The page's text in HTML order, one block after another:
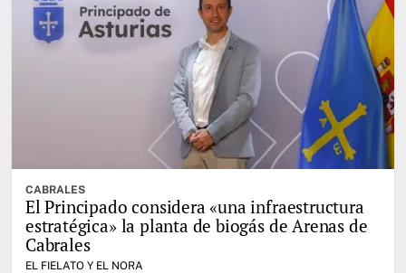
CABRALES
El Principado considera «una infraestructura
estratégica» la planta de biogás de Arenas de
Cabrales
EL FIELATO Y EL NORA